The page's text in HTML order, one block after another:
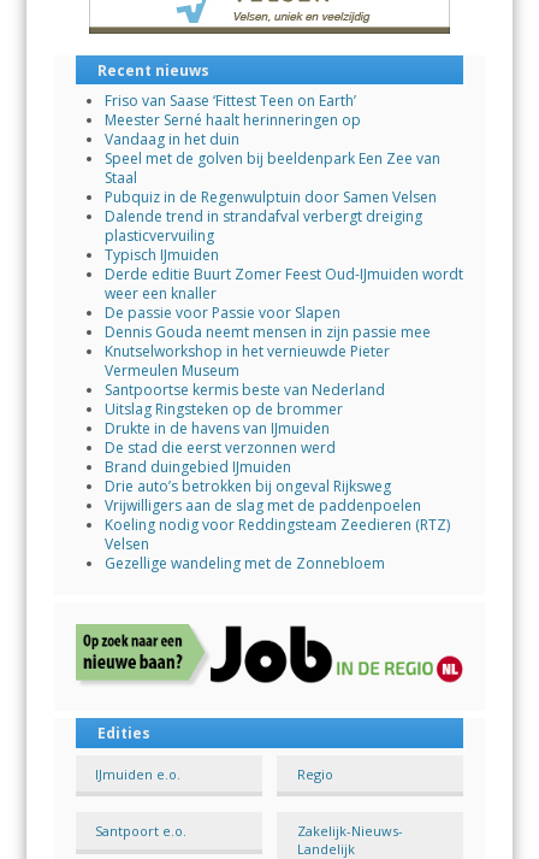
Recent nieuws
Friso van Saase ‘Fittest Teen on Earth’
Meester Serné haalt herinneringen op
Vandaag in het duin
Speel met de golven bij beeldenpark Een Zee van
Staal
Pubquiz in de Regenwulptuin door Samen Velsen
Dalende trend in strandafval verbergt dreiging
plasticvervuiling
Typisch IJmuiden
Derde editie Buurt Zomer Feest Oud-IJmuiden wordt
weer een knaller
De passie voor Passie voor Slapen
Dennis Gouda neemt mensen in zijn passie mee
Knutselworkshop in het vernieuwde Pieter
Vermeulen Museum
Santpoortse kermis beste van Nederland
Uitslag Ringsteken op de brommer
Drukte in de havens van IJmuiden
De stad die eerst verzonnen werd
Brand duingebied IJmuiden
Drie auto’s betrokken bij ongeval Rijksweg
Vrijwilligers aan de slag met de paddenpoelen
Koeling nodig voor Reddingsteam Zeedieren (RTZ)
Velsen
Gezellige wandeling met de Zonnebloem
Edities
IJmuiden e.o. Regio
Santpoort e.o.
Zakelijk-Nieuws-
Landelijk